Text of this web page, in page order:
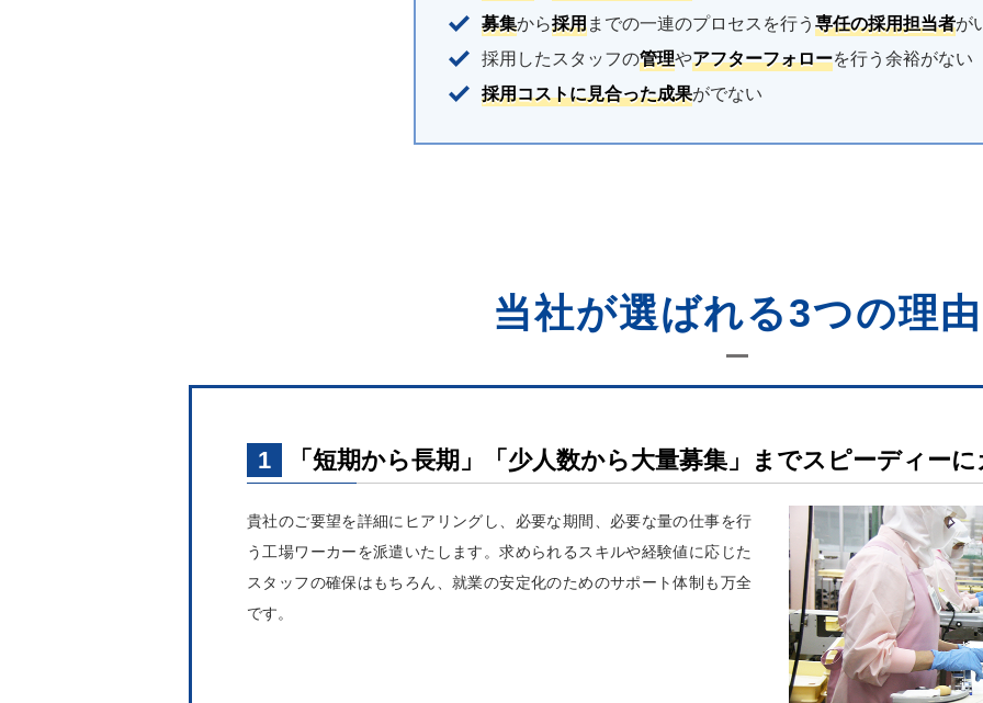
募集から採用までの一連のプロセスを行う 専任の採用担当者が
採用したスタッフの管理やアフターフォローを行う余裕がない
採用コストに見合った成果がでない
当社が選ばれる3つの理由
1 「短期から長期」「少人数から大量募集」までスピーディー
貴社のご要望を詳細にヒアリングし、必要な期間、必要な量の仕事を行
う工場ワーカーを派遣いたします。求められるスキルや経験値に応じた
スタッフの確保はもちろん、就業の安定化のためのサポート体制も万全
です。